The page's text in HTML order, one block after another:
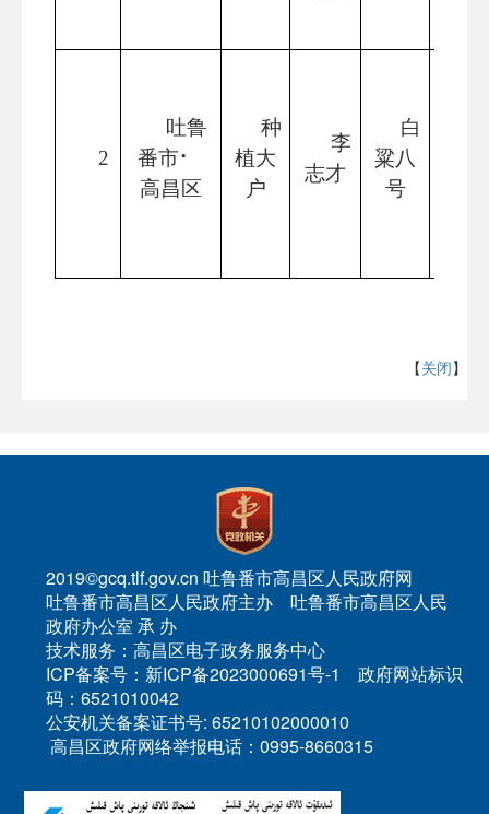
2
吐鲁
番市⠂
高昌区
种
植大
户
李
志才
白
粱八
号
【关闭】
2019©gcq.tlf.gov.cn 吐鲁番市高昌区人民政府网
吐鲁番市高昌区人民政府主办 吐鲁番市高昌区人民
政府办公室 承 办
技术服务：高昌区电子政务服务中心
ICP备案号：新ICP备2023000691号-1 政府网站标识
码：6521010042
公安机关备案证书号: 65210102000010
高昌区政府网络举报电话：0995-8660315